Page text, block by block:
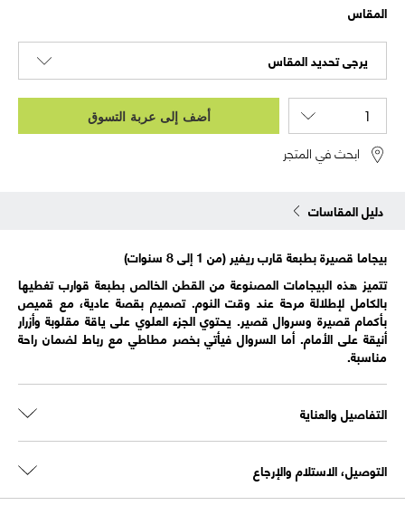
المقاس
يرجى تحديد المقاس
أضف إلى عربة التسوق
ابحث في المتجر
دليل المقاسات
بيجاما قصيرة بطبعة قارب ريفير (من 1 إلى 8 سنوات)
تتميز هذه البيجامات المصنوعة من القطن الخالص بطبعة قوارب تغطيها
بالكامل لإطلالة مرحة عند وقت النوم. تصميم بقصة عادية، مع قميص
بأكمام قصيرة وسروال قصير. يحتوي الجزء العلوي على ياقة مقلوبة وأزرار
أنيقة على الأمام. أما السروال فيأتي بخصر مطاطي مع رباط لضمان راحة
مناسبة.
التفاصيل والعناية
التوصيل، الاستلام والإرجاع